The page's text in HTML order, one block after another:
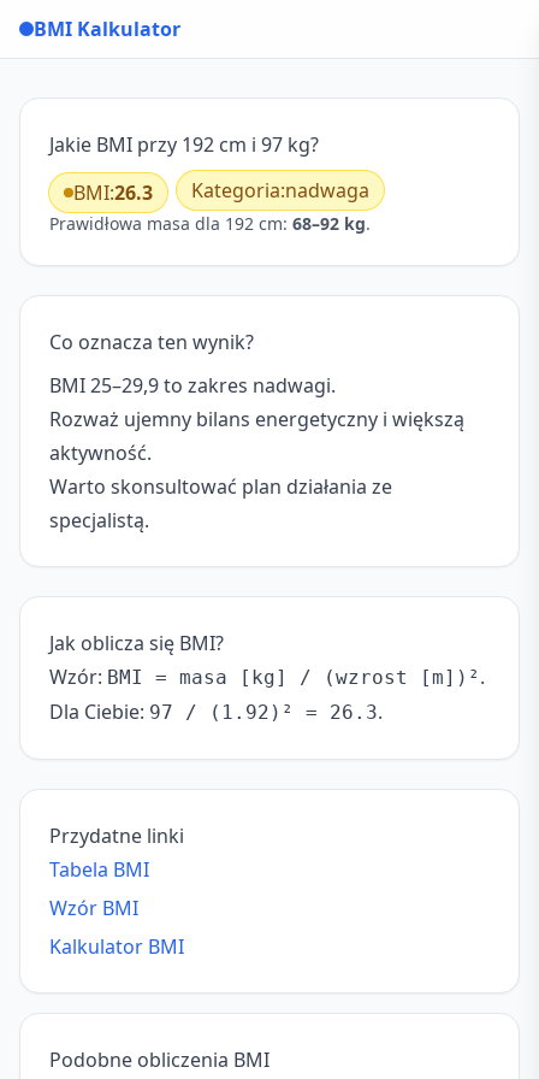
BMI Kalkulator
Jakie BMI przy 192 cm i 97 kg?
BMI:26.3 Kategoria:nadwaga
Prawidłowa masa dla 192 cm: 68–92 kg.
Co oznacza ten wynik?
BMI 25–29,9 to zakres nadwagi.
Rozważ ujemny bilans energetyczny i większą
aktywność.
Warto skonsultować plan działania ze
specjalistą.
Jak oblicza się BMI?
Wzór: BMI = masa [kg] / (wzrost [m])² .
Dla Ciebie: 97 / (1.92)² = 26.3.
Przydatne linki
Tabela BMI
Wzór BMI
Kalkulator BMI
Podobne obliczenia BMI